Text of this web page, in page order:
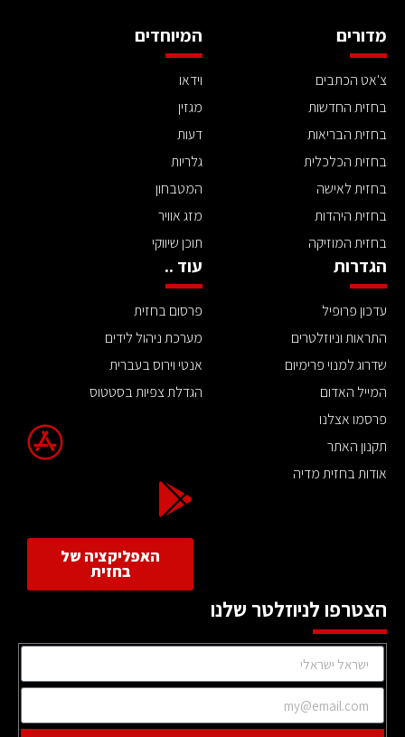
מדורים
צ'אט הכתבים
בחזית החדשות
בחזית הבריאות
בחזית הכלכלית
בחזית לאישה
בחזית היהדות
בחזית המוזיקה
המיוחדים
וידאו
מגזין
דעות
גלריות
המטבחון
מזג אוויר
תוכן שיווקי
הגדרות
עדכון פרופיל
התראות וניוזלטרים
שדרוג למנוי פרימיום
המייל האדום
פרסמו אצלנו
תקנון האתר
אודות בחזית מדיה
עוד ..
פרסום בחזית
מערכת ניהול לידים
אנטי וירוס בעברית
הגדלת צפיות בסטטוס
האפליקציה של
בחזית
הצטרפו לניוזלטר שלנו